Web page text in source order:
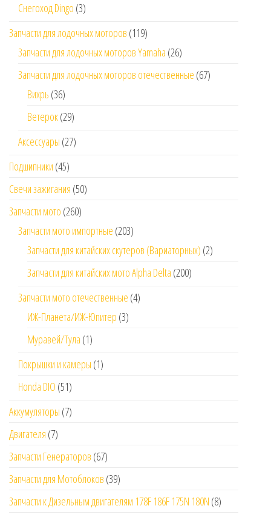
Снегоход Dingo (3)
Запчасти для лодочных моторов (119)
Запчасти для лодочных моторов Yamaha (26)
Запчасти для лодочных моторов отечественные (67)
Вихрь (36)
Ветерок(29)
Аксессуары (27)
Подшипники (45)
Свечи зажигания (50)
Запчасти мото (260)
Запчасти мото импортные (203)
Запчасти для китайских скутеров (Вариаторных) (2)
Запчасти для китайских мото Alpha Delta (200)
Запчасти мото отечественные (4)
ИЖ-Планета/ИЖ-Юпитер (3)
Муравей/Тула (1)
Покрышки и камеры (1)
Honda DIO (51)
Аккумуляторы (7)
Двигателя (7)
Запчасти Генераторов (67)
Запчасти для Мотоблоков (39)
Запчасти к Дизельным двигателям 178F 186F 175N 180N (8)